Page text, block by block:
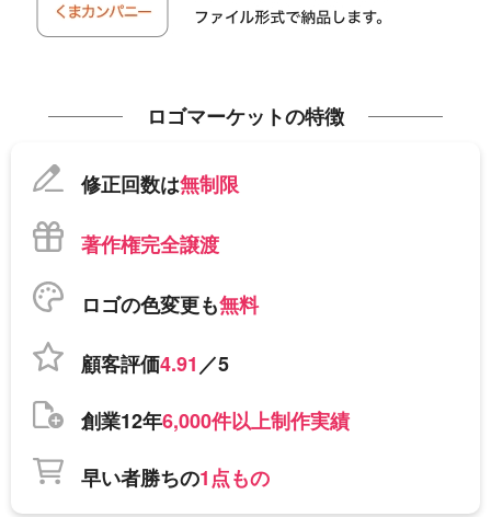
ロゴマーケットの特徴
修正回数は無制限
著作権完全譲渡
ロゴの色変更も無料
顧客評価4.91／5
創業12年6,000件以上制作実績
早い者勝ちの1点もの